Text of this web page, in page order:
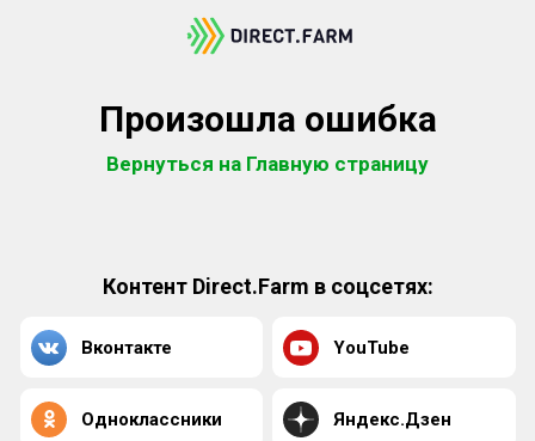
Произошла ошибка
Вернуться на Главную страницу
Контент Direct.Farm в соцсетях:
Вконтакте YouTube
Одноклассники Яндекс.Дзен